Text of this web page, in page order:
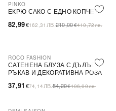
-60%
PINKO
ЕКРЮ САКО С ЕДНО КОПЧЕ
82,99€162,31 ЛВ.210,00€410,72лв.
-30%
ROCO FASHION
САТЕНЕНА БЛУЗА С ДЪЛЪГ
РЪКАВ И ДЕКОРАТИВНА РОЗА
37,91 €74,14 ЛВ.54,20€106,00лв.